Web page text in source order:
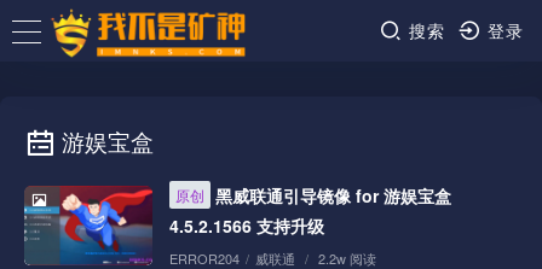
搜索 登录
游娱宝盒
原创 黑威联通引导镜像 for 游娱宝盒
4.5.2.1566 支持升级
ERROR204 / 威联通 / 2.2w 阅读